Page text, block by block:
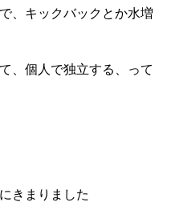
、キックバックとか水増
、個人で独立する、って
きまりました